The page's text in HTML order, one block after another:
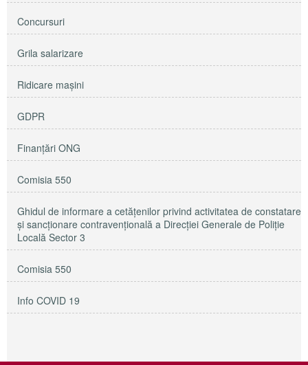
Concursuri
Grila salarizare
Ridicare maşini
GDPR
Finanțări ONG
Comisia 550
Ghidul de informare a cetățenilor privind activitatea de constatare
și sancționare contravențională a Direcției Generale de Poliție
Locală Sector 3
Comisia 550
Info COVID 19